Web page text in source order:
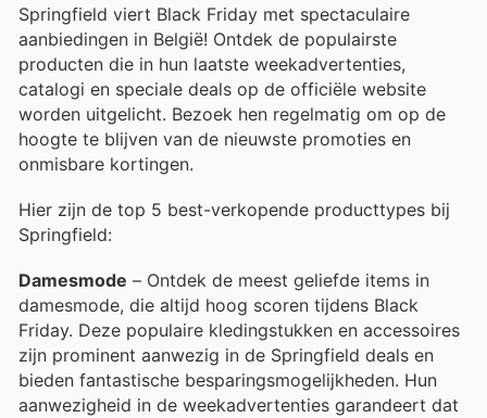
Springfield viert Black Friday met spectaculaire
aanbiedingen in België! Ontdek de populairste
producten die in hun laatste weekadvertenties,
catalogi en speciale deals op de officiële website
worden uitgelicht. Bezoek hen regelmatig om op de
hoogte te blijven van de nieuwste promoties en
onmisbare kortingen.
Hier zijn de top 5 best-verkopende producttypes bij
Springfield:
Damesmode – Ontdek de meest geliefde items in
damesmode, die altijd hoog scoren tijdens Black
Friday. Deze populaire kledingstukken en accessoires
zijn prominent aanwezig in de Springfield deals en
bieden fantastische besparingsmogelijkheden. Hun
aanwezigheid in de weekadvertenties garandeert dat